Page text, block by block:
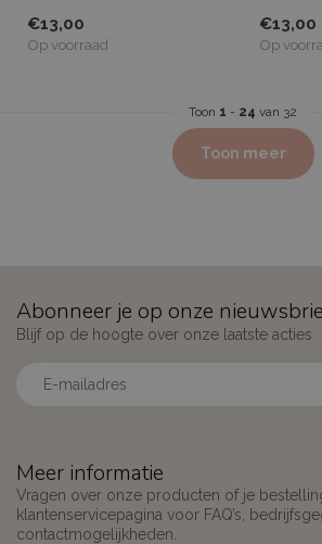
de...
€13,00
Op voorraad
de...
€13,00
Op
Toon 1 - 24 van 32
Toon meer
Meer informatie
Vragen over onze producten of je
klantenservicepagina voor FAQ’s,
contactmogelijkheden.
Abonneer je op onze
Blijf op de hoogte over onze laatste acties